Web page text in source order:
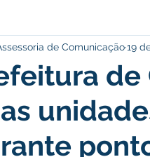
Assistência
econômico e
de
de Comunicação19